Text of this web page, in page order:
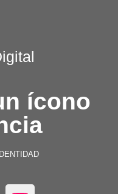
ícono